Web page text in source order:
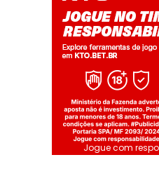
Jogue com